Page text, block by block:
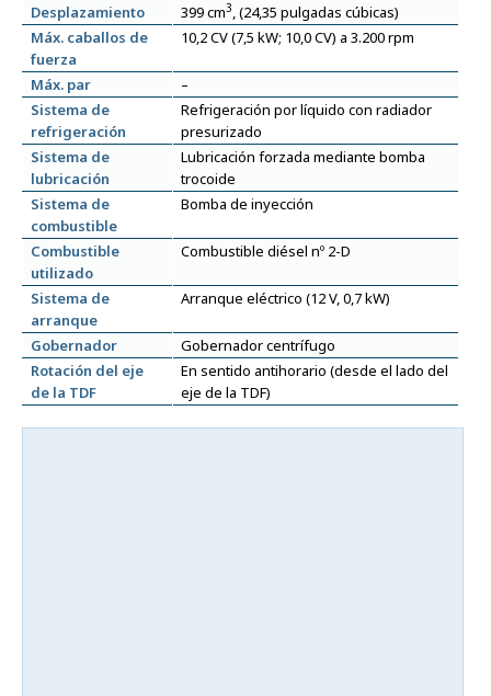
Desplazamiento
399 cm3, (24,35 pulgadas cúbicas)
Máx. caballos de
fuerza
10,2 CV (7,5 kW; 10,0 CV) a 3.200 rpm
Máx. par
–
Sistema de
refrigeración
Refrigeración por líquido con radiador
presurizado
Sistema de
lubricación
Lubricación forzada mediante bomba
trocoide
Sistema de
combustible
Bomba de inyección
Combustible
utilizado
Combustible diésel nº 2-D
Sistema de
arranque
Arranque eléctrico (12 V, 0,7 kW)
Gobernador
Gobernador centrífugo
Rotación del eje
de la TDF
En sentido antihorario (desde el lado del
eje de la TDF)